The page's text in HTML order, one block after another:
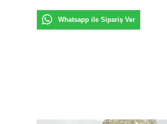
Whatsapp ile Sipariş Ver